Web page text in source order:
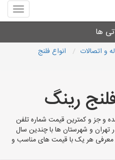
منوی
سایت
آلاتی
ها
ورق
آلات
و اتصالات
انواع فلنج
رینگ
و جز و کمترین قیمت شماره تلفن
و شهرستان ها با چندین سال
معرفی هر یک با قیمت های مناسب و